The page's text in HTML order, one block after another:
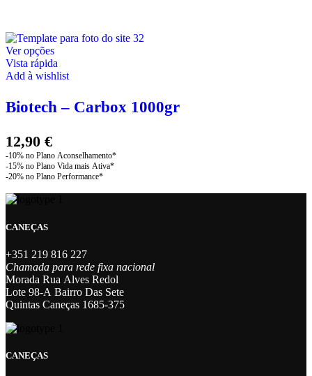
Ver opçõesThis
product
has
variants.
The
be
chosen
on
Vista rápida
Add à wishlist
Biotech – Carbox 1000gr
12,90 €
CANEÇAS
+351 219 816 227
Chamada para rede fixa nacional
Morada Rua Alves Redol
Lote 98-A Bairro Das Sete
Quintas Caneças 1685-375
CANEÇAS